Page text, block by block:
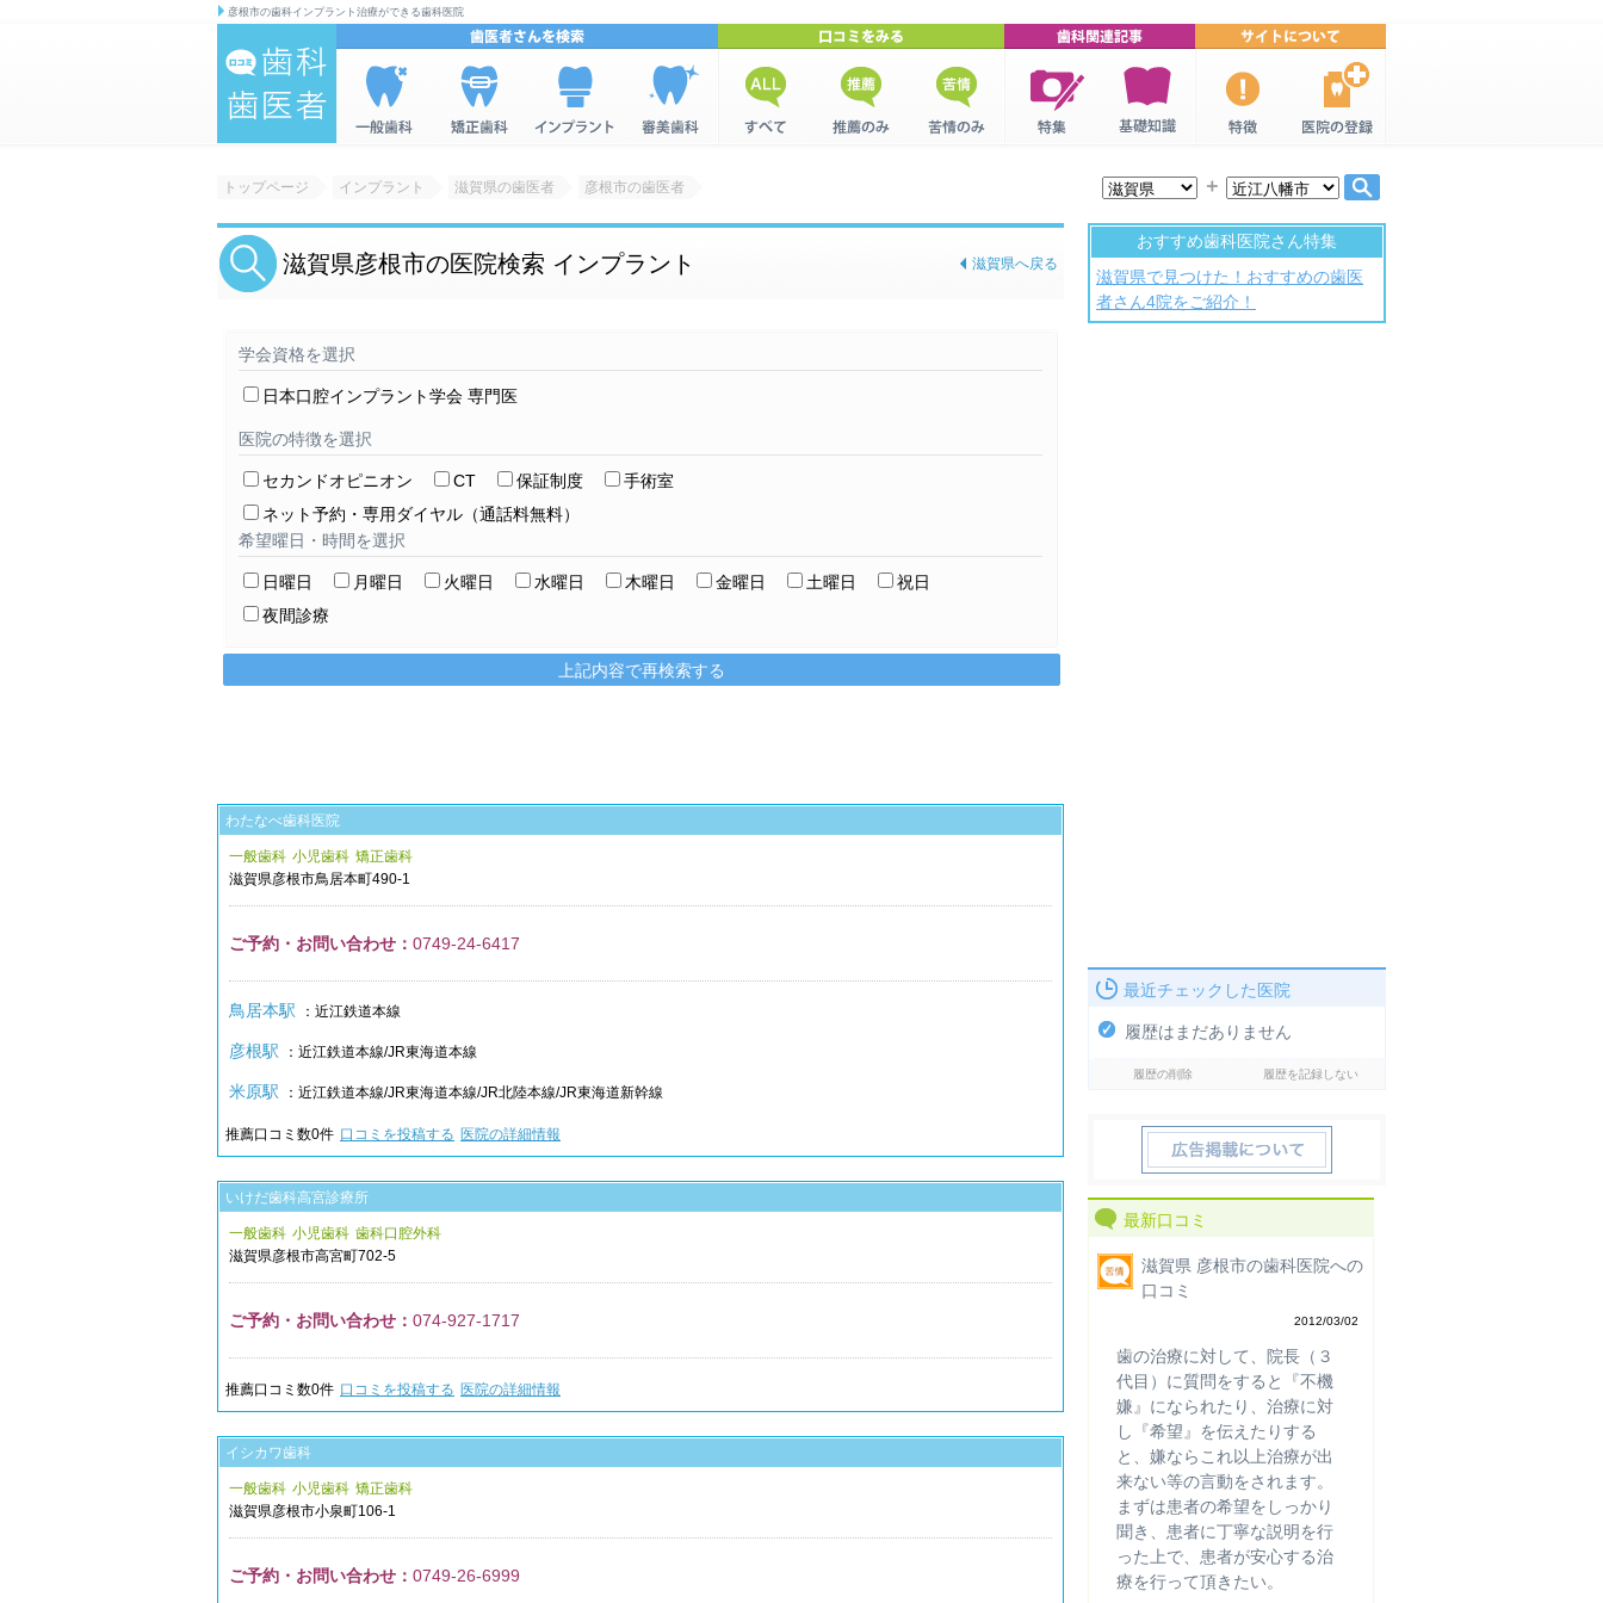
彦根市の歯科インプラント治療ができる歯科医院
情報検索サイ
科・歯医者
検索
検索
トを検索
検索
者の基礎知
識
科・歯医者
について
登録
トップページ インプラント 滋賀県の歯医者 彦根市の歯医者 ＋
滋賀県彦根市の医院検索 インプラント 滋賀県へ戻る
学会資格を選択
日本口腔インプラント学会 専門医
医院の特徴を選択
セカンドオピニオン CT 保証制度
手術室
ネット予約・専用ダイヤル（通話料無料）
希望曜日・時間を選択
日曜日 月曜日 火曜日 水曜日 木曜日 金曜日 土曜日
祝日
夜間診療
上記内容で再検索する
わたなべ歯科医院
一般歯科 小児歯科 矯正歯科
滋賀県彦根市鳥居本町490-1
ご予約・お問い合わせ： 0749-24-6417
鳥居本駅 ：近江鉄道本線
彦根駅 ：近江鉄道本線/JR東海道本線
米原駅 ：近江鉄道本線/JR東海道本線/JR北陸本線/JR東海道新幹線
推薦口コミ数0件 口コミを投稿する 医院の詳細情報
いけだ歯科高宮診療所
一般歯科 小児歯科 歯科口腔外科
滋賀県彦根市高宮町702-5
ご予約・お問い合わせ： 074-927-1717
推薦口コミ数0件 口コミを投稿する 医院の詳細情報
イシカワ歯科
一般歯科 小児歯科 矯正歯科
滋賀県彦根市小泉町106-1
ご予約・お問い合わせ： 0749-26-6999
おすすめ歯科医院さん特集
滋賀県で見つけた！おすすめの歯医
者さん4院をご紹介！
最近チェックした医院
履歴はまだありません
履歴の削除 履歴を記録しない
最新口コミ
滋賀県 彦根市の歯科医院への
口コミ
2012/03/02
歯の治療に対して、院長（３
代目）に質問をすると『不機
嫌』になられたり、治療に対
し『希望』を伝えたりする
と、嫌ならこれ以上治療が出
来ない等の言動をされます。
まずは患者の希望をしっかり
聞き、患者に丁寧な説明を行
った上で、患者が安心する治
療を行って頂きたい。